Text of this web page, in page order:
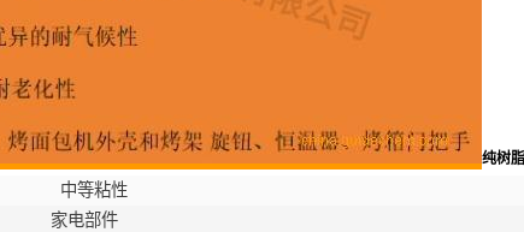
纯树
中等粘性
家电部件